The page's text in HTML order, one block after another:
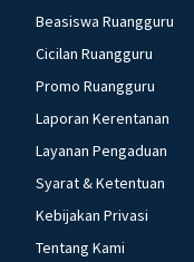
Beasiswa Ruangguru
Cicilan Ruangguru
Promo Ruangguru
Laporan Kerentanan
Layanan Pengaduan
Syarat & Ketentuan
Kebijakan Privasi
Tentang Kami